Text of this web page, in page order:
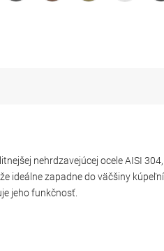
nehrdzavejúcej ocele AISI
ideálne zapadne do väčšiny
jeho funkčnosť.